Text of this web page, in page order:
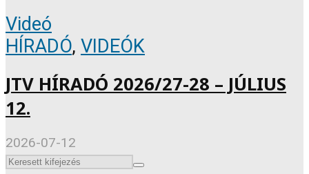
Videó
HÍRADÓ, VIDEÓK
JTV HÍRADÓ 2026/27-28 – JÚLIUS
12.
2026-07-12